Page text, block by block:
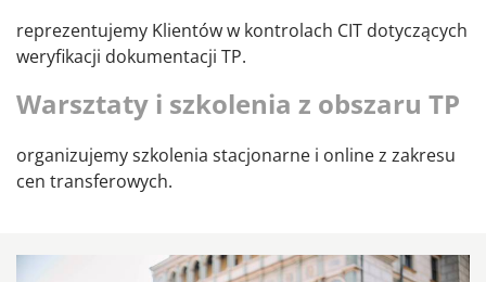
reprezentujemy Klientów w kontrolach CIT dotyczących
weryfikacji dokumentacji TP.
Warsztaty i szkolenia z obszaru TP
organizujemy szkolenia stacjonarne i online z zakresu
cen transferowych.